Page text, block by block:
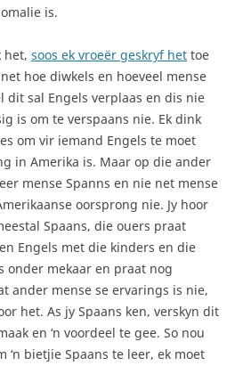
is.
het, soos ek vroeër geskryf het toe
hoe diwkels en hoeveel mense
dit sal Engels verplaas en dis nie
is om te verspaans nie. Ek dink
om vir iemand Engels te moet
in Amerika is. Maar op die ander
mense Spanns en nie net mense
oorsprong nie. Jy hoor
Spaans, die ouers praat
Engels met die kinders en die
onder mekaar en praat nog
ander mense se ervarings is nie,
het. As jy Spaans ken, verskyn dit
en ‘n voordeel te gee. So nou
‘n bietjie Spaans te leer, ek moet